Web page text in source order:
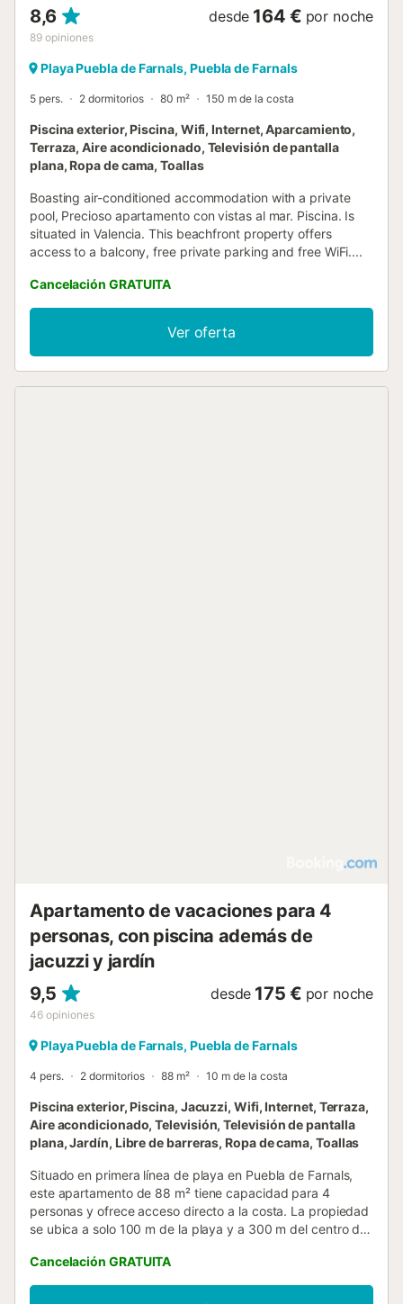
8,6
89 opiniones
desde 164 € por noche
Playa Puebla de Farnals, Puebla de Farnals
5 pers. 2 dormitorios 80 m² 150 m de la costa
Piscina exterior, Piscina, Wifi, Internet, Aparcamiento,
Terraza, Aire acondicionado, Televisión de pantalla
plana, Ropa de cama, Toallas
Boasting air-conditioned accommodation with a private
pool, Precioso apartamento con vistas al mar. Piscina. Is
situated in Valencia. This beachfront property offers
access to a balcony, free private parking and free WiFi....
Cancelación GRATUITA
Ver oferta
Apartamento de vacaciones para 4
personas, con piscina además de
jacuzzi y jardín
9,5
46 opiniones
desde 175 € por noche
Playa Puebla de Farnals, Puebla de Farnals
4 pers. 2 dormitorios 88 m² 10 m de la costa
Piscina exterior, Piscina, Jacuzzi, Wifi, Internet, Terraza,
Aire acondicionado, Televisión, Televisión de pantalla
plana, Jardín, Libre de barreras, Ropa de cama, Toallas
Situado en primera línea de playa en Puebla de Farnals,
este apartamento de 88 m² tiene capacidad para 4
personas y ofrece acceso directo a la costa. La propiedad
se ubica a solo 100 m de la playa y a 300 m del centro de
entorno marítimo. La vivienda cuenta con 2 dormitorios
equipados con una cama de matrimonio y una litera, un
baño y una sala de estar con sofá cama. La cocina está
Cancelación GRATUITA